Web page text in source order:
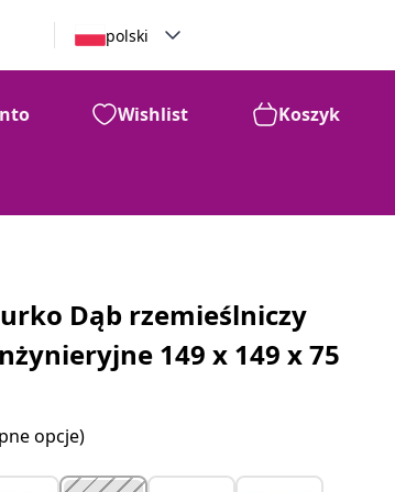
polski
Wishlist Koszyk
Dąb rzemieślniczy
149 x 149 x 75
opcje)